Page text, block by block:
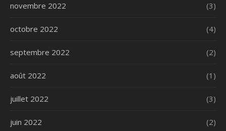
novembre 2022 (3)
octobre 2022 (4)
septembre 2022 (2)
août 2022 (1)
juillet 2022 (3)
juin 2022 (2)